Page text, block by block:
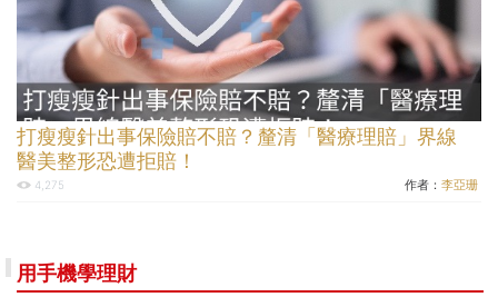
打瘦瘦針出事保險賠不賠？釐清「醫療理賠」界線
醫美整形恐遭拒賠！
4,275 作者： 李亞珊
用手機學理財